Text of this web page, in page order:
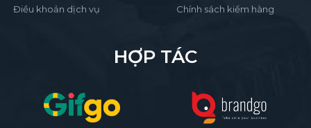
Điều khoản dịch vụ
Chính sách kiểm hàng
HỢP TÁC